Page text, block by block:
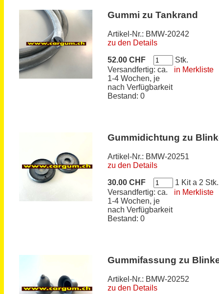
Gummi zu Tankrand
Artikel-Nr.: BMW-20242
zu den Details
52.00 CHF
Stk.
Versandfertig: ca.
1-4 Wochen, je
nach Verfügbarkeit
Bestand: 0
in Merkliste
Gummidichtung zu
Artikel-Nr.: BMW-20251
zu den Details
30.00 CHF
1 Kit a 2 Stk.
Versandfertig: ca.
1-4 Wochen, je
nach Verfügbarkeit
Bestand: 0
in Merkliste
Gummifassung zu
Artikel-Nr.: BMW-20252
zu den Details